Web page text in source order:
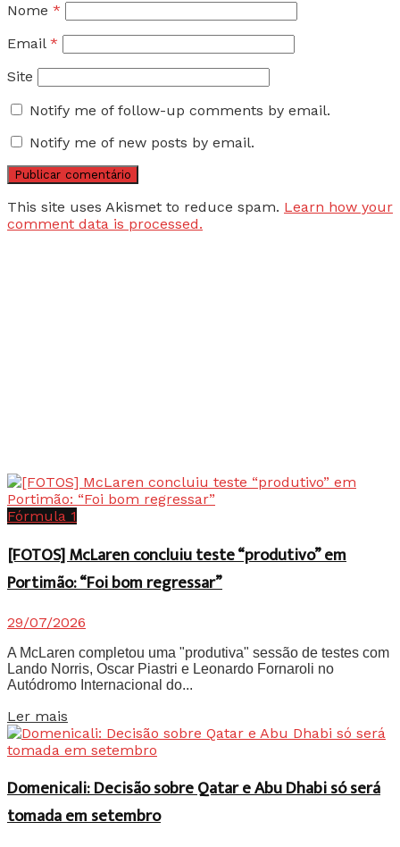
Nome *
Email *
Site
Notify me of follow-up comments by email.
Notify me of new posts by email.
This site uses Akismet to reduce spam. Learn how your
comment data is processed.
Fórmula 1
[FOTOS] McLaren concluiu teste “produtivo” em
Portimão: “Foi bom regressar”
29/07/2026
A McLaren completou uma "produtiva" sessão de testes com
Lando Norris, Oscar Piastri e Leonardo Fornaroli no
Autódromo Internacional do...
Ler mais
Domenicali: Decisão sobre Qatar e Abu Dhabi só será
tomada em setembro